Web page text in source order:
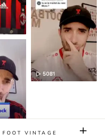
VINTAGE